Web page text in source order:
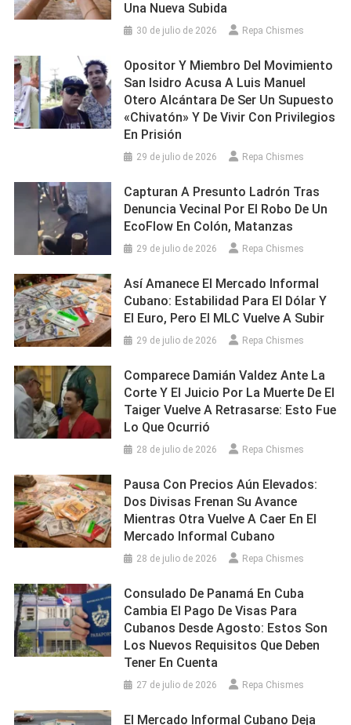
Una Nueva Subida
30 de julio de 2026 Repa Chismes
Opositor Y Miembro Del Movimiento
San Isidro Acusa A Luis Manuel
Otero Alcántara De Ser Un Supuesto
«chivatón» Y De Vivir Con Privilegios
En Prisión
29 de julio de 2026 Repa Chismes
Capturan A Presunto Ladrón Tras
Denuncia Vecinal Por El Robo De Un
EcoFlow En Colón, Matanzas
29 de julio de 2026 Repa Chismes
Así Amanece El Mercado Informal
Cubano: Estabilidad Para El Dólar Y
El Euro, Pero El MLC Vuelve A Subir
29 de julio de 2026 Repa Chismes
Comparece Damián Valdez Ante La
Corte Y El Juicio Por La Muerte De El
Taiger Vuelve A Retrasarse: Esto Fue
Lo Que Ocurrió
28 de julio de 2026 Repa Chismes
Pausa Con Precios Aún Elevados:
Dos Divisas Frenan Su Avance
Mientras Otra Vuelve A Caer En El
Mercado Informal Cubano
28 de julio de 2026 Repa Chismes
Consulado De Panamá En Cuba
Cambia El Pago De Visas Para
Cubanos Desde Agosto: Estos Son
Los Nuevos Requisitos Que Deben
Tener En Cuenta
27 de julio de 2026 Repa Chismes
El Mercado Informal Cubano Deja